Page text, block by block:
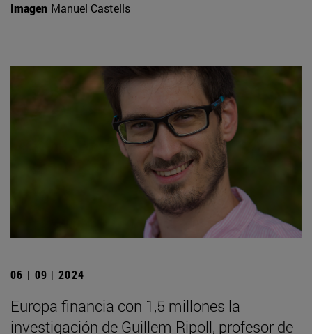
Imagen Manuel Castells
06 | 09 | 2024
Europa financia con 1,5 millones la
investigación de Guillem Ripoll, profesor de